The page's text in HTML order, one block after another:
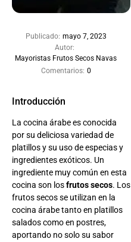
Publicado: mayo 7, 2023
Autor:
Mayoristas Frutos Secos Navas
Comentarios: 0
Introducción
La cocina árabe es conocida
por su deliciosa variedad de
platillos y su uso de especias y
ingredientes exóticos. Un
ingrediente muy común en esta
cocina son losfrutos secos. Los
frutos secos se utilizan en la
cocina árabe tanto en platillos
salados como en postres,
aportando no solo su sabor